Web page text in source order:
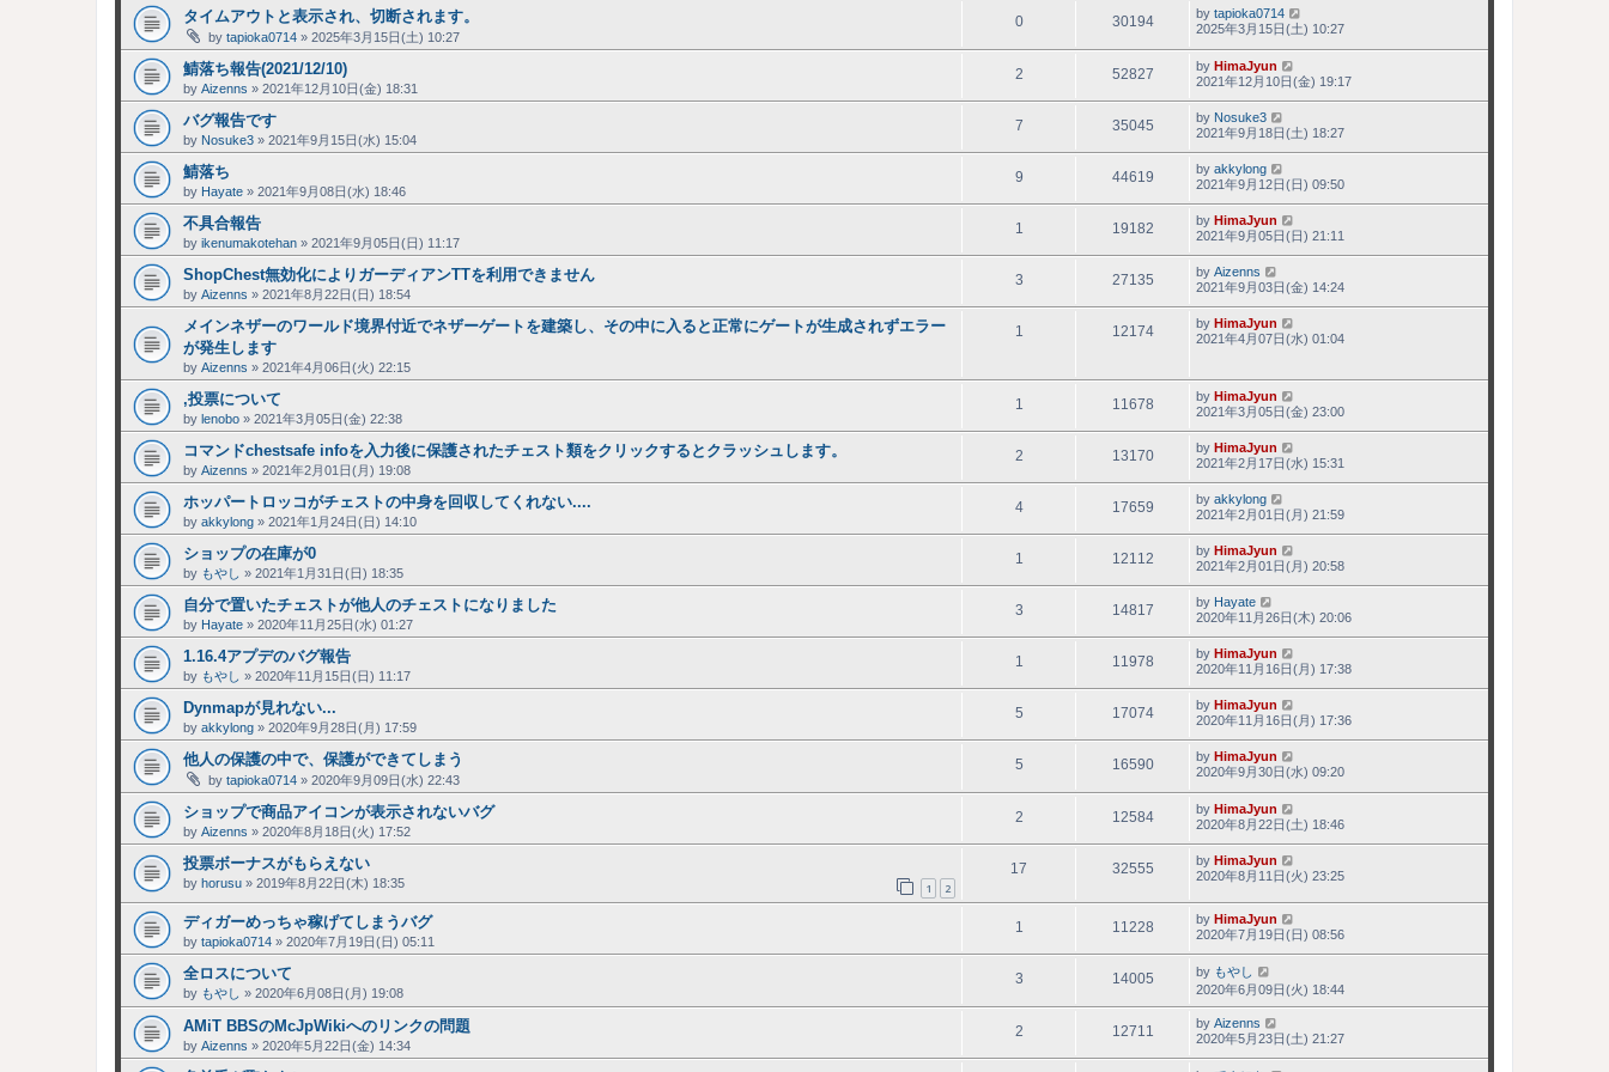
タイムアウトと表示され、切断されます。
by tapioka0714 » 2025年3月15日(土) 10:27
0 30194 by tapioka0714
2025年3月15日(土) 10:27
鯖落ち報告(2021/12/10)
by Aizenns » 2021年12月10日(金) 18:31
2 52827 by HimaJyun
2021年12月10日(金) 19:17
バグ報告です
by Nosuke3 » 2021年9月15日(水) 15:04
7 35045 by Nosuke3
2021年9月18日(土) 18:27
鯖落ち
by Hayate » 2021年9月08日(水) 18:46
9 44619 by akkylong
2021年9月12日(日) 09:50
不具合報告
by ikenumakotehan » 2021年9月05日(日) 11:17
1 19182 by HimaJyun
2021年9月05日(日) 21:11
ShopChest無効化によりガーディアンTTを利用できません
by Aizenns » 2021年8月22日(日) 18:54
3 27135 by Aizenns
2021年9月03日(金) 14:24
メインネザーのワールド境界付近でネザーゲートを建築し、その中に入ると正常にゲートが生成されずエラー
が発生します
by Aizenns » 2021年4月06日(火) 22:15
1 12174 by HimaJyun
2021年4月07日(水) 01:04
,投票について
by lenobo » 2021年3月05日(金) 22:38
1 11678 by HimaJyun
2021年3月05日(金) 23:00
コマンドchestsafe infoを入力後に保護されたチェスト類をクリックするとクラッシュします。
by Aizenns » 2021年2月01日(月) 19:08
2 13170 by HimaJyun
2021年2月17日(水) 15:31
ホッパートロッコがチェストの中身を回収してくれない....
by akkylong » 2021年1月24日(日) 14:10
4 17659 by akkylong
2021年2月01日(月) 21:59
ショップの在庫が0
by もやし » 2021年1月31日(日) 18:35
1 12112 by HimaJyun
2021年2月01日(月) 20:58
自分で置いたチェストが他人のチェストになりました
by Hayate » 2020年11月25日(水) 01:27
3 14817 by Hayate
2020年11月26日(木) 20:06
1.16.4アプデのバグ報告
by もやし » 2020年11月15日(日) 11:17
1 11978 by HimaJyun
2020年11月16日(月) 17:38
Dynmapが見れない...
by akkylong » 2020年9月28日(月) 17:59
5 17074 by HimaJyun
2020年11月16日(月) 17:36
他人の保護の中で、保護ができてしまう
by tapioka0714 » 2020年9月09日(水) 22:43
5 16590 by HimaJyun
2020年9月30日(水) 09:20
ショップで商品アイコンが表示されないバグ
by Aizenns » 2020年8月18日(火) 17:52
2 12584 by HimaJyun
2020年8月22日(土) 18:46
投票ボーナスがもらえない
by horusu » 2019年8月22日(木) 18:35 1 2
17 32555 by HimaJyun
2020年8月11日(火) 23:25
ディガーめっちゃ稼げてしまうバグ
by tapioka0714 » 2020年7月19日(日) 05:11
1 11228 by HimaJyun
2020年7月19日(日) 08:56
全ロスについて
by もやし » 2020年6月08日(月) 19:08
3 14005 by もやし
2020年6月09日(火) 18:44
AMiT BBSのMcJpWikiへのリンクの問題
by Aizenns » 2020年5月22日(金) 14:34
2 12711 by Aizenns
2020年5月23日(土) 21:27